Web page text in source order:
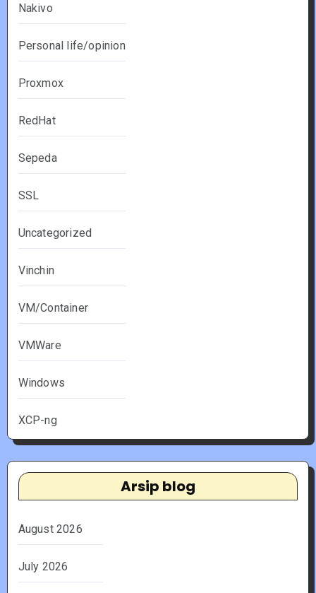
Nakivo
Personal life/opinion
Proxmox
RedHat
Sepeda
SSL
Uncategorized
Vinchin
VM/Container
VMWare
Windows
XCP-ng
Arsip blog
August 2026
July 2026